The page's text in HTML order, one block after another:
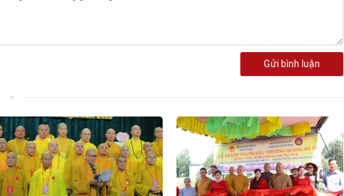
Gửi bình luận